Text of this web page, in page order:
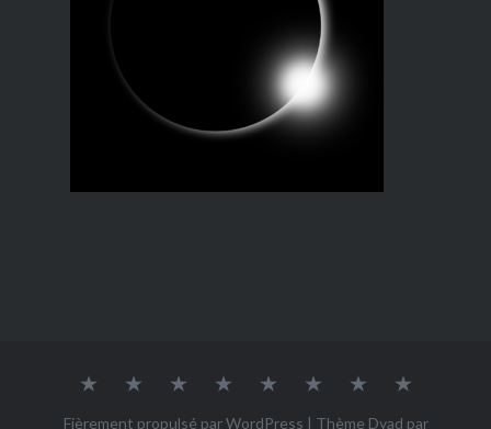
AGENCE
RELATIONS
QUI
NOUS
NOS
NOS
À
NOS
À
CONTACT
PARMI
NEWS
Fièrement propulsé par WordPress | Thème Dyad par